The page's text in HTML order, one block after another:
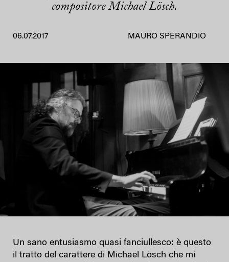
compositore Michael Lösch.
06.07.2017 MAURO SPERANDIO
Un sano entusiasmo quasi fanciullesco: è questo
il tratto del carattere di Michael Lösch che mi